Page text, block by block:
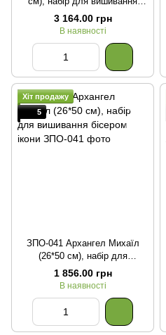
бісером картини
3 164.00 грн
В наявності
Хіт продажу
5
ЗПО-041 Архангел Михаїл
(26*50 см), набір для
вишивання бісером ікони
1 856.00 грн
В наявності